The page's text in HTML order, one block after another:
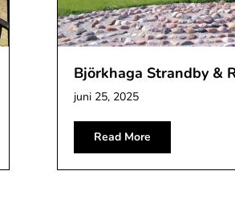
Björkhaga Strandby &
juni 25, 2025
Read More